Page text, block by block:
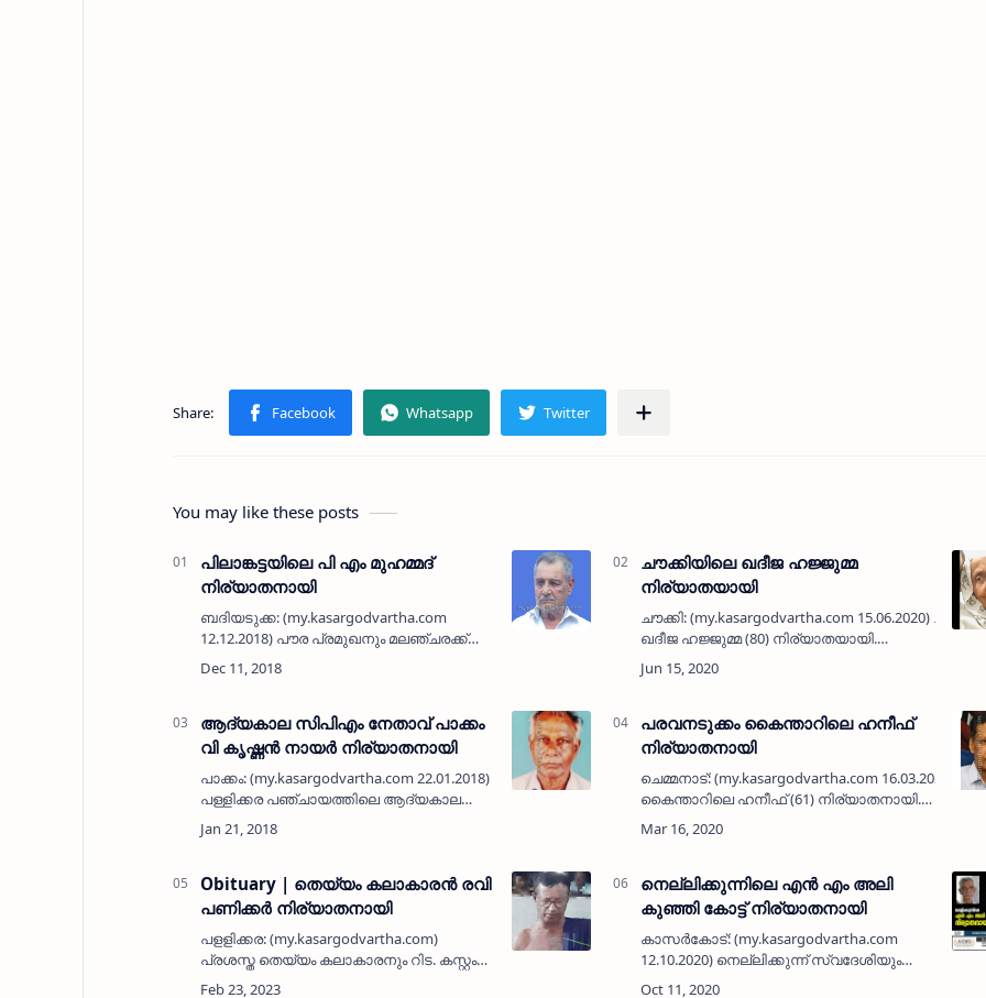
You may like these posts
പിലാങ്കട്ടയിലെ പി എം മുഹമ്മദ്
നിര്യാതനായി
ബദിയടുക്ക: (my.kasargodvartha.com
12.12.2018) പൗര പ്രമുഖനും മലഞ്ചരക്ക്
വ്യാപാരിയുമായിരുന്ന പി.എം. മുഹമ്മദ് (85)
നിര്യാതനായി. 45 വര്‍ഷമായി പിലാങ്കട്ട
ചൗക്കിയിലെ ഖദീജ ഹജ്ജുമ്മ
നിര്യാതയായി
ചൗക്കി: (my.kasargodvartha.com 15.06.2020)
ഖദീജ ഹജ്ജുമ്മ (80) നിര്യാതയായി.
പരേതനായ കുഞ്ഞാലി ചൗക്കിയുടെ
ഭാര്യയാണ്. മക്കള്‍: മുഹമ്മദ് കുഞ്ഞി
ആദ്യകാല സിപിഎം നേതാവ് പാക്കം
വി കൃഷ്ണന്‍ നായര്‍ നിര്യാതനായി
പാക്കം: (my.kasargodvartha.com 22.01.2018)
പള്ളിക്കര പഞ്ചായത്തിലെ ആദ്യകാല
സിപിഎം നേതാവ് പാക്കം ചരല്‍ കടവിലെ വി
കൃഷ്ണന്‍ നായര്‍ (83) നിര്യാതനായി.
പരവനടുക്കം കൈന്താറിലെ ഹനീഫ്
നിര്യാതനായി
ചെമ്മനാട്: (my.kasargodvartha.com 16.03.2020)
കൈന്താറിലെ ഹനീഫ് (61) നിര്യാതനായി.
ഭാര്യ: സൈബുനിസ (പരേതനായ
പണ്ഡിത്തര്‍ മുഹമ്മദിന്റെ മകള്‍). മക്കള്‍:
Obituary | തെയ്യം കലാകാരന്‍ രവി
പണിക്കര്‍ നിര്യാതനായി
പളളിക്കര: (my.kasargodvartha.com)
പ്രശസ്ത തെയ്യം കലാകാരനും റിട. കസ്റ്റംസ്
ഓഫീസറുമായ പളളിക്കര പാക്കം
നെല്ലിക്കുന്നിലെ എൻ എം അലി
കുഞ്ഞി കോട്ട് നിര്യാതനായി
കാസർകോട്: (my.kasargodvartha.com
12.10.2020) നെല്ലിക്കുന്ന് സ്വദേശിയും
ഉളിയത്തടുക്ക എസ് പി നഗറിൽ